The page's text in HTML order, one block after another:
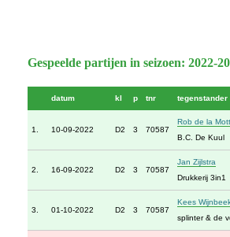
Gespeelde partijen in seizoen: 2022-
datum kl p tnr tegenstander
1. 10-09-2022 D2 3 70587
Rob de la
B.C. De Kuul
2. 16-09-2022 D2 3 70587
Jan Zijlstra
Drukkerij 3in1
3. 01-10-2022 D2 3 70587
Kees
splinter & de